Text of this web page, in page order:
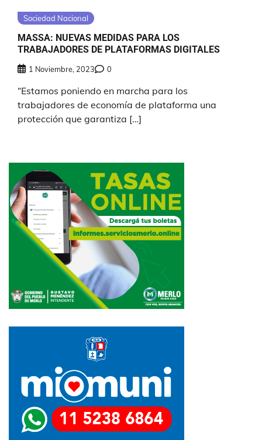
Sociedad Nacional
MASSA: NUEVAS MEDIDAS PARA LOS
TRABAJADORES DE PLATAFORMAS DIGITALES
1 Noviembre, 2023 0
“Estamos poniendo en marcha para los
trabajadores de economía de plataforma una
protección que garantiza […]